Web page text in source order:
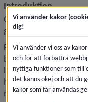
Introduktion
Om vårdnadshavare
gratis, därefter kostar
Första dagarna är
barn på hemvistet.
lämningen ske vid
hejdå till sin
medan andra kan det
Vi använder kakor
dig!
Vi använder vi oss av
och för att förbättra
nyttiga funktioner som till
det känns okej och att du
kakor som får användas